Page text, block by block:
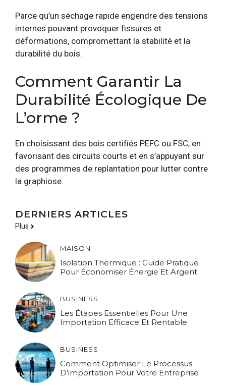
Parce qu’un séchage rapide engendre des tensions
internes pouvant provoquer fissures et
déformations, compromettant la stabilité et la
durabilité du bois.
Comment Garantir La
Durabilité Écologique De
L’orme ?
En choisissant des bois certifiés PEFC ou FSC, en
favorisant des circuits courts et en s’appuyant sur
des programmes de replantation pour lutter contre
la graphiose.
DERNIERS ARTICLES
Plus
MAISON
Isolation Thermique : Guide Pratique
Pour Économiser Énergie Et Argent
BUSINESS
Les Étapes Essentielles Pour Une
Importation Efficace Et Rentable
BUSINESS
Comment Optimiser Le Processus
D’importation Pour Votre Entreprise